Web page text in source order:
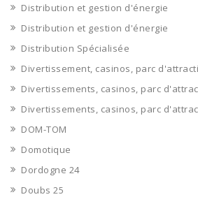
Distribution et gestion d'énergie
Distribution et gestion d'énergie
Distribution Spécialisée
Divertissement, casinos, parc
Divertissements, casinos, parc
Divertissements, casinos, parc
DOM-TOM
Domotique
Dordogne 24
Doubs 25